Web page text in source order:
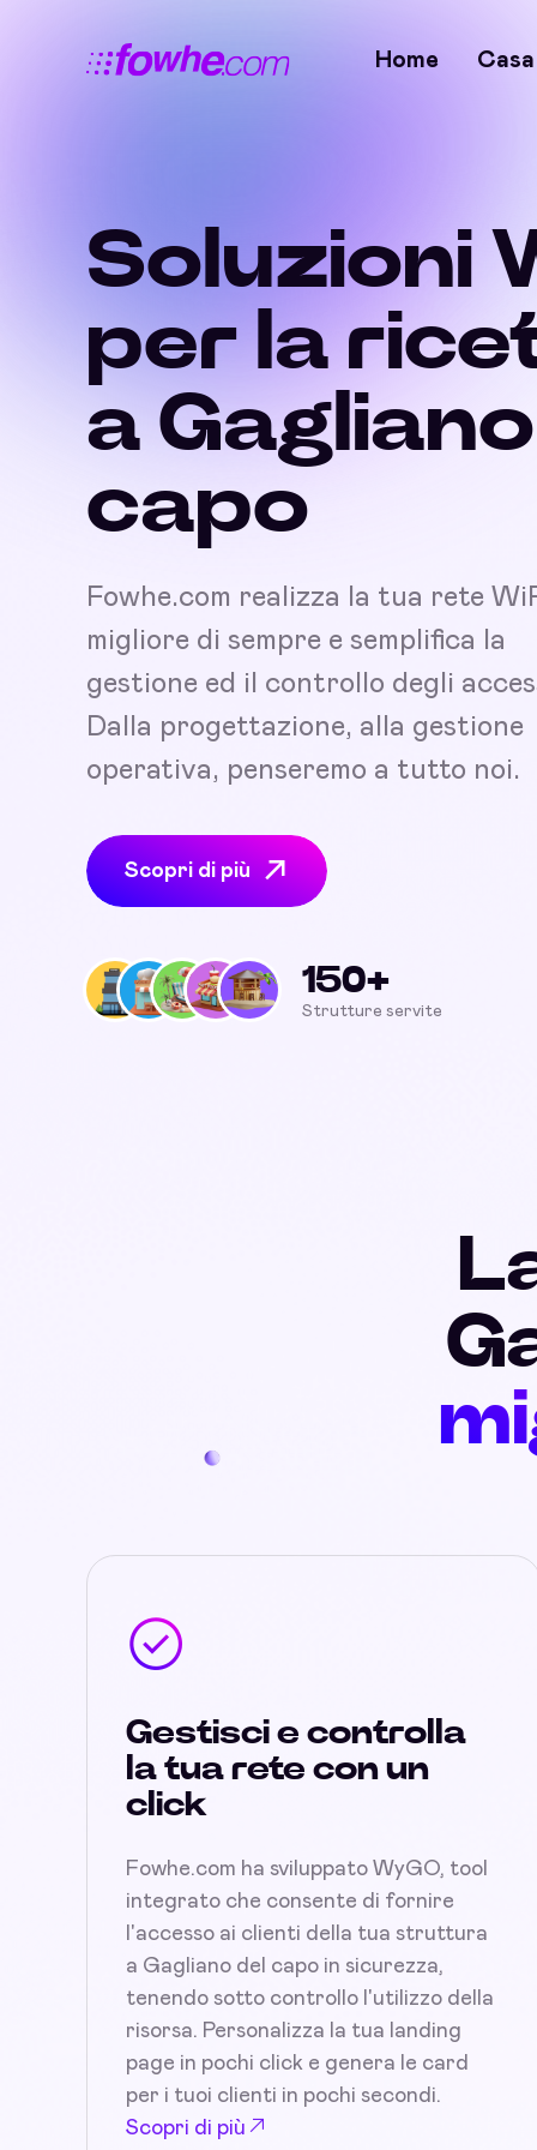
Home Casa
Soluzioni
per la
a
capo
Fowhe.com realizza la tua rete
migliore di sempre e semplifica la
gestione ed il controllo degli
Dalla progettazione, alla gestione
operativa, penseremo a tutto noi.
Scopri di più
150+
Strutture servite
Gestisci e controlla
la tua rete con un
click
Fowhe.com ha sviluppato WyGO, tool
integrato che consente di fornire
l'accesso ai clienti della tua struttura
a Gagliano del capo in sicurezza,
tenendo sotto controllo l'utilizzo della
risorsa. Personalizza la tua landing
page in pochi click e genera le card
per i tuoi clienti in pochi secondi.
Scopri di più